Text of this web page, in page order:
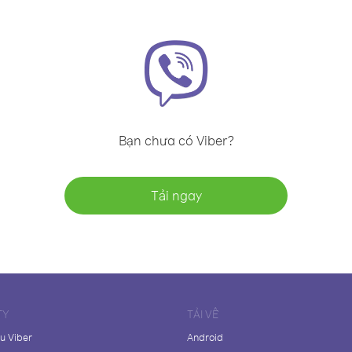
Bạn chưa có Viber?
Tải ngay
Viber
TẢI VỀ
Android